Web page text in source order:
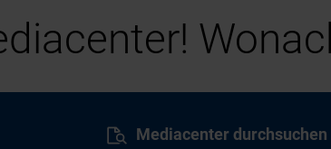
Mediacenter durchsuchen